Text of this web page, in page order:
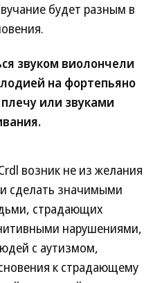
будет разным в
звуком виолончели
на фортепьяно
или звуками
возник не из желания
сделать значимыми
страдающих
нарушениями,
с аутизмом,
к страдающему